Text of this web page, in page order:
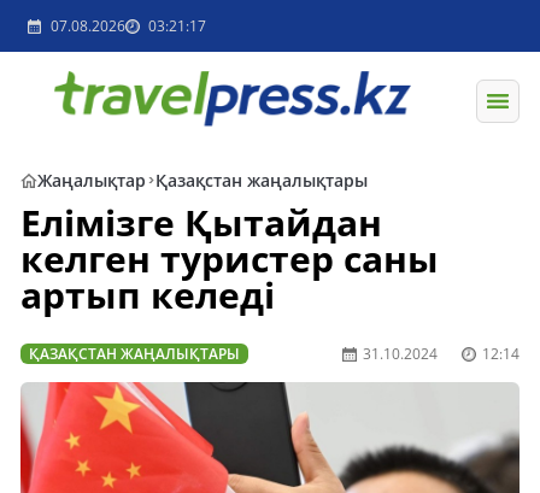
07.08.2026 03:21:17
Жаңалықтар Қазақстан жаңалықтары
Елімізге Қытайдан
келген туристер саны
артып келеді
ҚАЗАҚСТАН ЖАҢАЛЫҚТАРЫ 31.10.2024 12:14